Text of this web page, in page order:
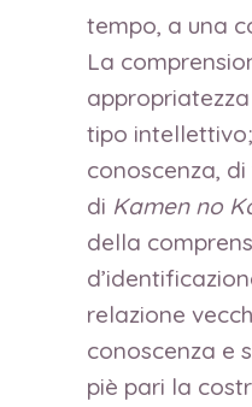
tempo, a una
La
tipo
conoscenza,
di Kamen no
della
relazione
conoscenza e
piè pari la